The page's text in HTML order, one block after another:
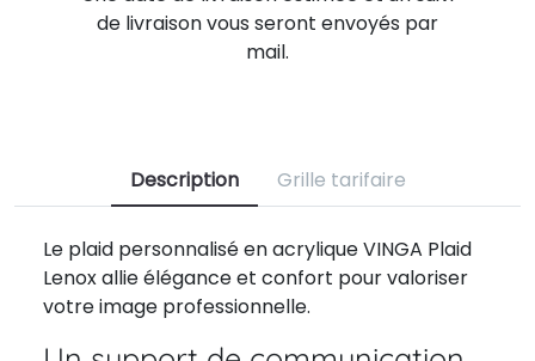
de livraison vous seront envoyés par
mail.
Description Grille tarifaire
Le plaid personnalisé en acrylique VINGA Plaid
Lenox allie élégance et confort pour valoriser
votre image professionnelle.